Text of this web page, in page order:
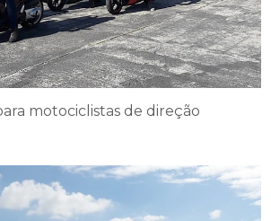
motociclistas de direção